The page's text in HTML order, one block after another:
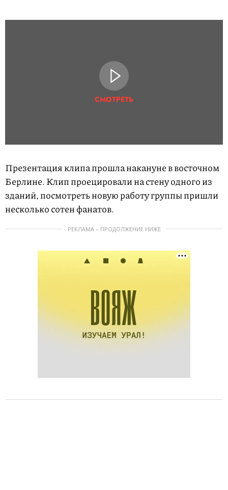
СМОТРЕТЬ
Презентация клипа прошла накануне в восточном
Берлине. Клип проецировали на стену одного из
зданий, посмотреть новую работу группы пришли
несколько сотен фанатов.
РЕКЛАМА – ПРОДОЛЖЕНИЕ НИЖЕ